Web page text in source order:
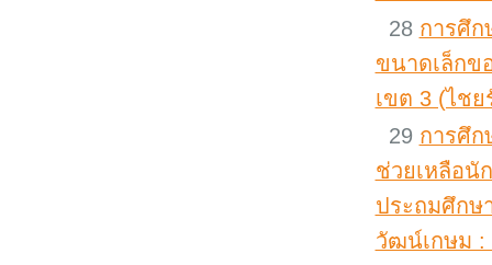
28 การศึก
ขนาดเล็กข
เขต 3 (ไช
29 การศึ
ช่วยเหลือนั
ประถมศึกษ
วัฒน์เกษม :